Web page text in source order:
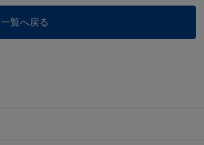
一覧へ戻る